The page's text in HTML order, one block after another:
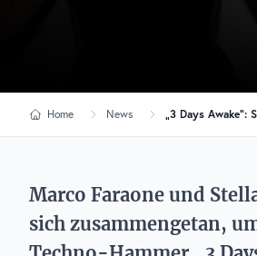
Home News
Marco Faraone und
sich zusammengetan,